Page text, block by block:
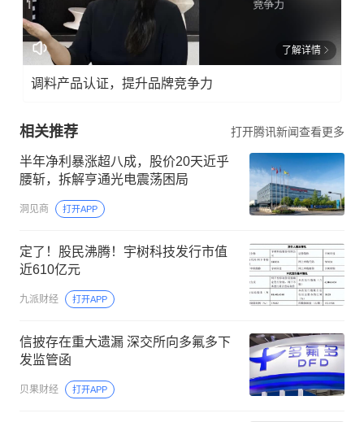
了解详情
调料产品认证，提升品牌竞争力
相关推荐 打开腾讯新闻查看更多
半年净利暴涨超八成，股价20天近乎
腰斩，拆解亨通光电震荡困局
洞见商 打开APP
定了！股民沸腾！宇树科技发行市值
近610亿元
九派财经 打开APP
信披存在重大遗漏 深交所向多氟多下
发监管函
贝果财经 打开APP